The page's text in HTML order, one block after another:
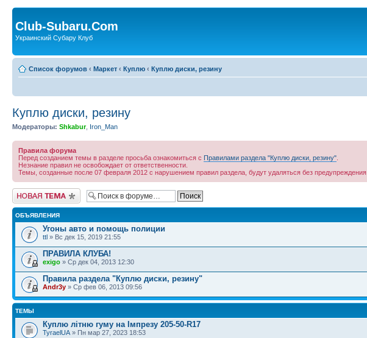
Club-Subaru.Com
Украинский Субару Клуб
Список форумов ‹ Маркет ‹ Куплю ‹ Куплю диски, резину
Куплю диски, резину
Модераторы: Shkabur, Iron_Man
Правила форума
Перед созданием темы в разделе просьба ознакомиться с Правилами раздела "Куплю диски, резину"
Незнание правил не освобождает от ответственности.
Темы, созданные после 07 февраля 2012 с нарушением правил раздела, будут удаляться без предупреждения
Новая тема
ОБЪЯВЛЕНИЯ
Угоны авто и помощь полиции
ttl » Вс дек 15, 2019 21:55
ПРАВИЛА КЛУБА!
exigo » Ср дек 04, 2013 12:30
Правила раздела "Куплю диски, резину"
Andr3y » Ср фев 06, 2013 09:56
ТЕМЫ
Куплю літню гуму на Імпрезу 205-50-R17
TyraelUA » Пн мар 27, 2023 18:53